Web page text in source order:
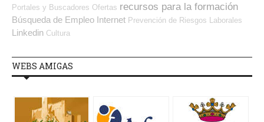
Portales y Buscadores Ofertas recursos para la formación
Búsqueda de Empleo Internet Prevención de Riesgos Laborales
Linkedin Cultura
WEBS AMIGAS